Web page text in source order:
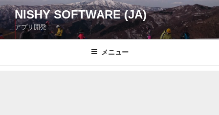
コ
ン
テ
ン
NISHY SOFTWARE (JA)
アプリ開発
メニュー